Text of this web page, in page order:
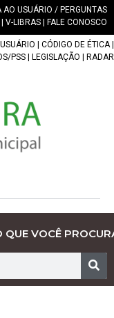
AO USUÁRIO / PERGUNTAS
V-LIBRAS FALE CONOSCO
CÓDIGO DE ÉTICA|
PSS LEGISLAÇÃO RADAR
QUE VOCÊ